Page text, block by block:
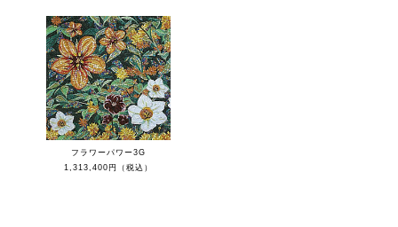
フラワーパワー3G
1,313,400円（税込）